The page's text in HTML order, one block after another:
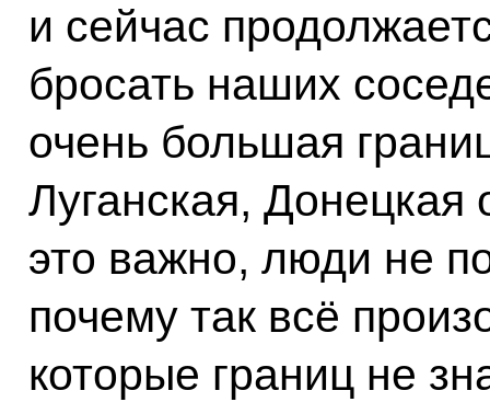
и сейчас
бросать наших
очень большая
Луганская, Донецкая
это важно, люди не
почему так всё
которые границ не